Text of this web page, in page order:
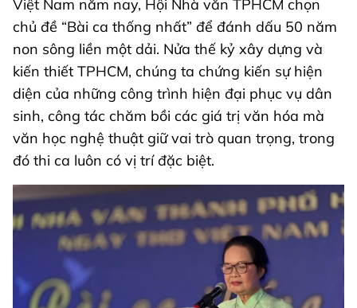
Việt Nam năm nay, Hội Nhà văn TPHCM chọn
chủ đề “Bài ca thống nhất” để đánh dấu 50 năm
non sông liền một dải. Nửa thế kỷ xây dựng và
kiến thiết TPHCM, chúng ta chứng kiến sự hiện
diện của những công trình hiện đại phục vụ dân
sinh, công tác chăm bồi các giá trị văn hóa mà
văn học nghệ thuật giữ vai trò quan trọng, trong
đó thi ca luôn có vị trí đặc biệt.